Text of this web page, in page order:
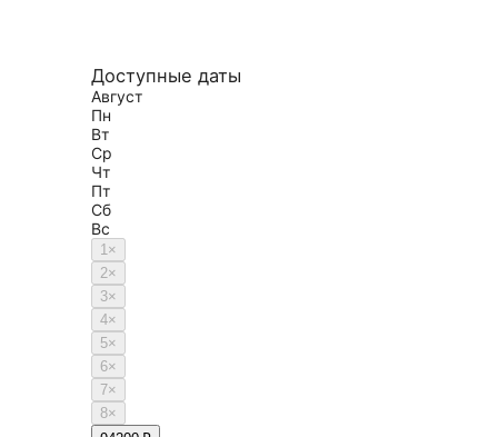
Доступные даты
Август
Пн
Вт
Ср
Чт
Пт
Сб
Вс
1×
2×
3×
4×
5×
6×
7×
8×